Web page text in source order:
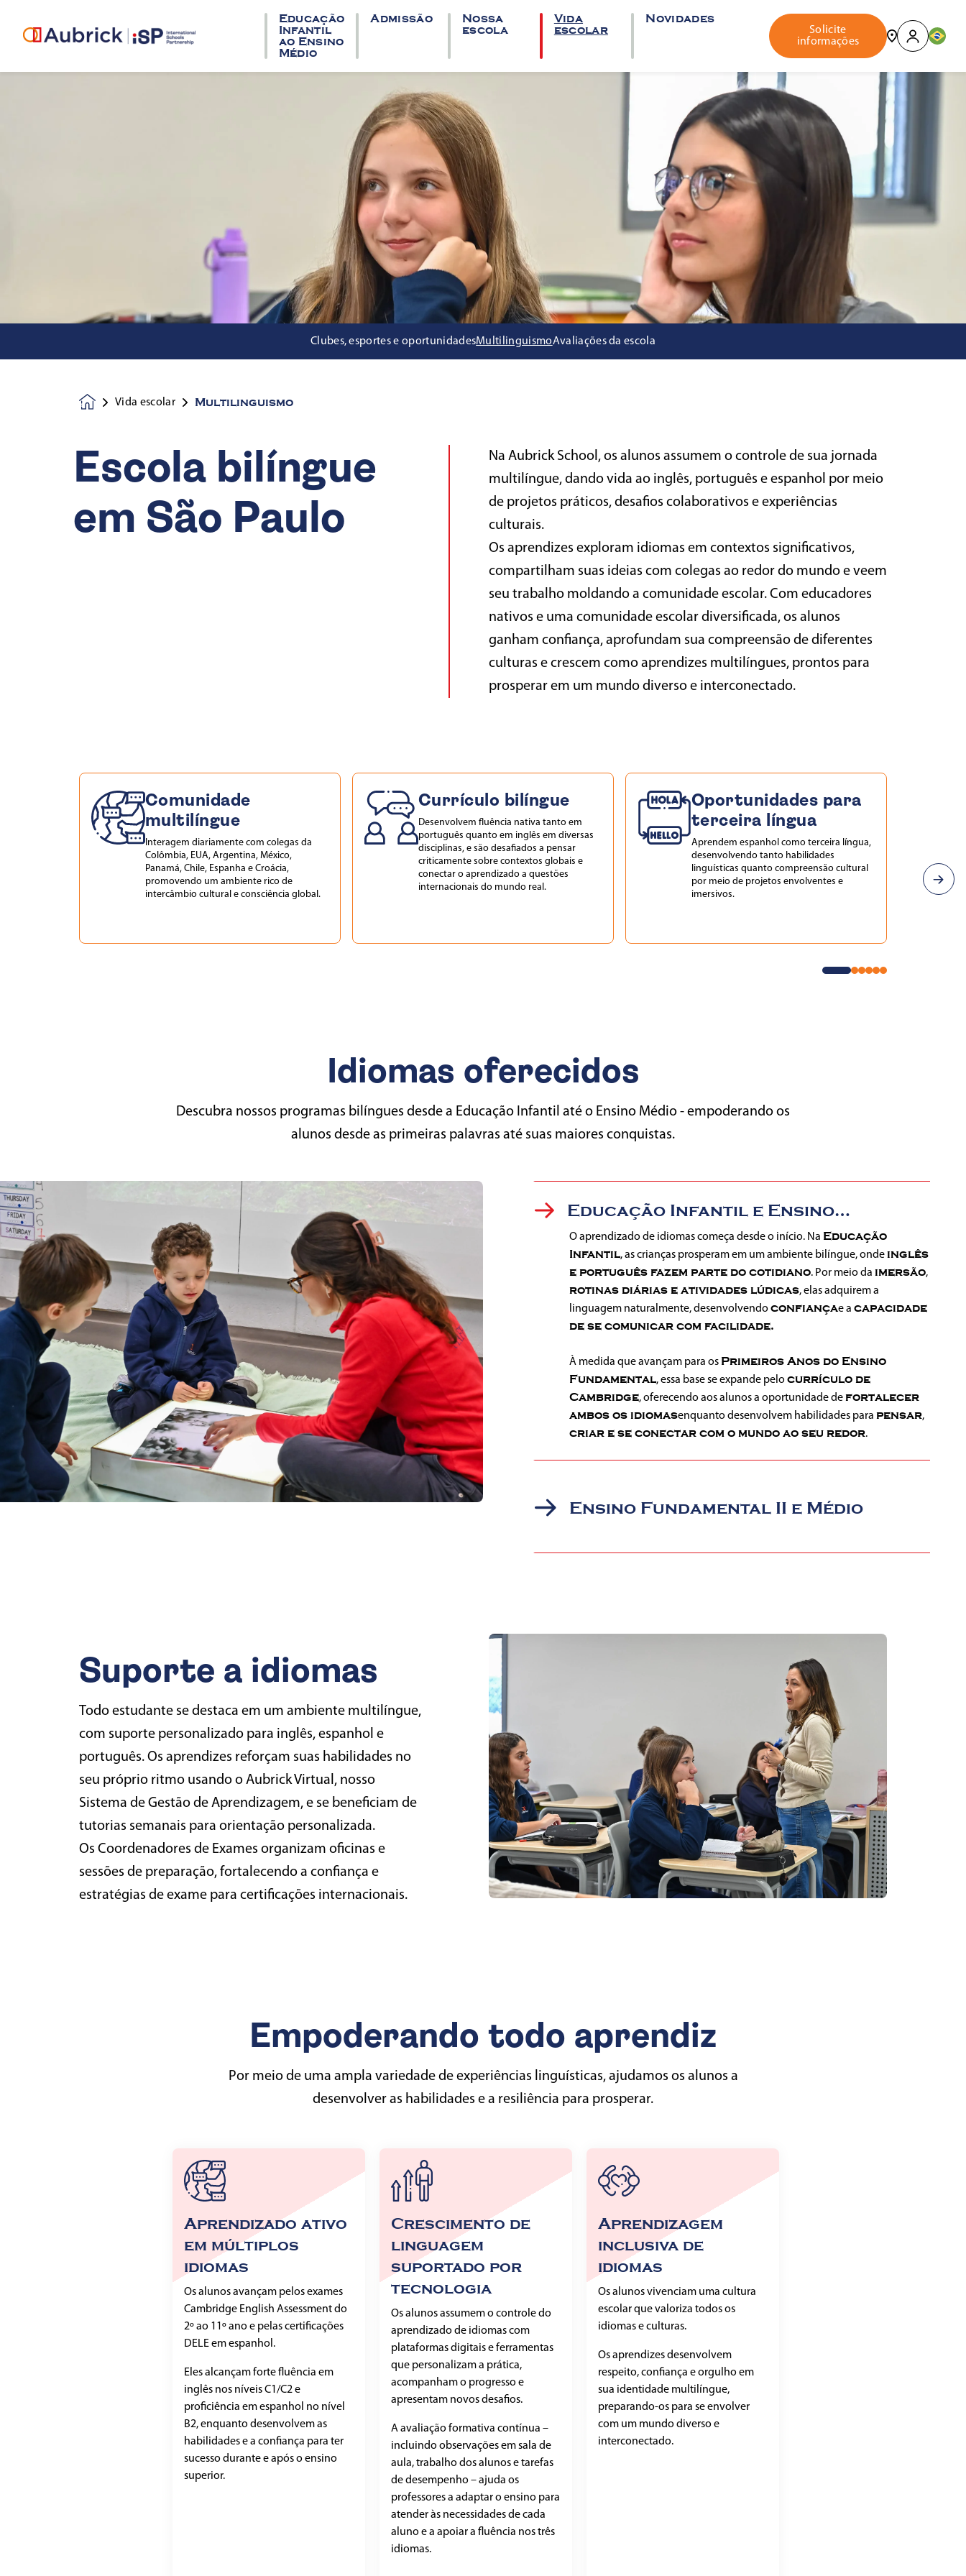
Educação
Infantil
ao Ensino
Médio
Admissão
Nossa
escola
Vida
escolar
Novidades
Solicite
informações
Clubes, esportes e oportunidadesMultilinguismoAvaliações da escola
HomepageVida escolar Multilinguismo
Escola bilíngue
em São Paulo
Na Aubrick School, os alunos assumem o controle de sua jornada
multilíngue, dando vida ao inglês, português e espanhol por meio
de projetos práticos, desafios colaborativos e experiências
culturais.
Os aprendizes exploram idiomas em contextos significativos,
compartilham suas ideias com colegas ao redor do mundo e veem
seu trabalho moldando a comunidade escolar. Com educadores
nativos e uma comunidade escolar diversificada, os alunos
ganham confiança, aprofundam sua compreensão de diferentes
culturas e crescem como aprendizes multilíngues, prontos para
prosperar em um mundo diverso e interconectado.
Comunidade
multilíngue
Interagem diariamente com colegas da
Colômbia, EUA, Argentina, México,
Panamá, Chile, Espanha e Croácia,
promovendo um ambiente rico de
intercâmbio cultural e consciência global.
Currículo bilíngue
Desenvolvem fluência nativa tanto em
português quanto em inglês em diversas
disciplinas, e são desafiados a pensar
criticamente sobre contextos globais e
conectar o aprendizado a questões
internacionais do mundo real.
Oportunidades para
terceira língua
Aprendem espanhol como terceira língua,
desenvolvendo tanto habilidades
linguísticas quanto compreensão cultural
por meio de projetos envolventes e
imersivos.
Idiomas oferecidos
Descubra nossos programas bilíngues desde a Educação Infantil até o Ensino Médio - empoderando os
alunos desde as primeiras palavras até suas maiores conquistas.
Educação Infantil e Ensino
Fundamental
O aprendizado de idiomas começa desde o início. Na Educação
Infantil, as crianças prosperam em umambiente bilíngue, ondeinglês
e português fazem parte do cotidiano. Por meio da imersão,
rotinas diárias e atividades lúdicas, elas adquirem a
linguagem naturalmente, desenvolvendoconfiançae a capacidade
de se comunicar com facilidade.
À medida que avançam para os Primeiros Anos do Ensino
Fundamental, essa base se expande pelocurrículo de
Cambridge, oferecendo aos alunos a oportunidade defortalecer
ambos os idiomasenquanto desenvolvem habilidades para pensar,
criar e se conectar com o mundo ao seu redor.
Ensino Fundamental II e Médio
Suporte a idiomas
Todo estudante se destaca em um ambiente multilíngue,
com suporte personalizado para inglês, espanhol e
português. Os aprendizes reforçam suas habilidades no
seu próprio ritmo usando o Aubrick Virtual, nosso
Sistema de Gestão de Aprendizagem, e se beneficiam de
tutorias semanais para orientação personalizada.
Os Coordenadores de Exames organizam oficinas e
sessões de preparação, fortalecendo a confiança e
estratégias de exame para certificações internacionais.
Empoderando todo aprendiz
Por meio de uma ampla variedade de experiências linguísticas, ajudamos os alunos a
desenvolver as habilidades e a resiliência para prosperar.
Aprendizado ativo
em múltiplos
idiomas
Os alunos avançam pelos exames
Cambridge English Assessment do
2º ao 11º ano e pelas certificações
DELE em espanhol.
Eles alcançam forte fluência em
inglês nos níveis C1/C2 e
proficiência em espanhol no nível
B2, enquanto desenvolvem as
habilidades e a confiança para ter
sucessodurante eapósoensino
superior.
Crescimento de
linguagem
suportado por
tecnologia
Os alunos assumem o controle do
aprendizado de idiomas com
plataformas digitais e ferramentas
que personalizam a prática,
acompanham o progresso e
apresentam novos desafios.
A avaliação formativa contínua –
incluindo observações em sala de
aula, trabalho dos alunos e tarefas
de desempenho – ajuda os
professores a adaptar o ensino para
atender às necessidades de cada
aluno e a apoiar a fluência nos três
idiomas.
Aprendizagem
inclusiva de
idiomas
Os alunos vivenciam uma cultura
escolar que valoriza todos os
idiomas e culturas.
Os aprendizes desenvolvem
respeito, confiança e orgulho em
sua identidade multilíngue,
preparando-os para se envolver
com um mundo diverso e
interconectado.